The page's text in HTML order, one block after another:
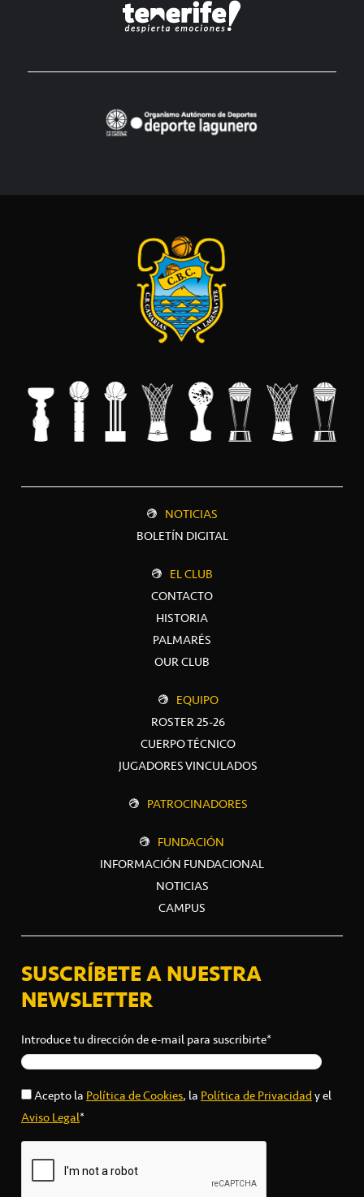
NOTICIAS
BOLETÍN DIGITAL
EL CLUB
CONTACTO
HISTORIA
PALMARÉS
OUR CLUB
EQUIPO
ROSTER 25-26
CUERPO TÉCNICO
JUGADORES VINCULADOS
PATROCINADORES
FUNDACIÓN
INFORMACIÓN FUNDACIONAL
NOTICIAS
CAMPUS
SUSCRÍBETE A NUESTRA
NEWSLETTER
Introduce tu dirección de e-mail para suscribirte*
Acepto la Política de Cookies, la Política de Privacidady el
Aviso Legal*